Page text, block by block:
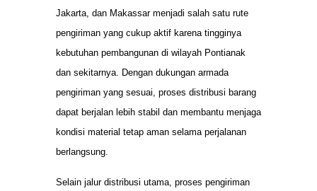
Jakarta, dan Makassar menjadi salah satu rute
pengiriman yang cukup aktif karena tingginya
kebutuhan pembangunan di wilayah Pontianak
dan sekitarnya. Dengan dukungan armada
pengiriman yang sesuai, proses distribusi barang
dapat berjalan lebih stabil dan membantu menjaga
kondisi material tetap aman selama perjalanan
berlangsung.
Selain jalur distribusi utama, proses pengiriman